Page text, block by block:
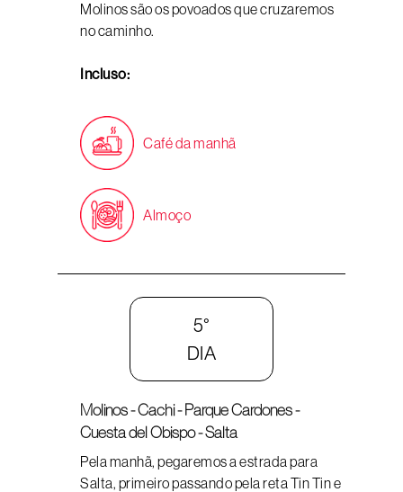
Molinos são os povoados que cruzaremos
no caminho.
Incluso:
Café da manhã
Almoço
5°
DIA
Molinos - Cachi - Parque Cardones -
Cuesta del Obispo - Salta
Pela manhã, pegaremos a estrada para
Salta, primeiro passando pela reta Tin Tin e